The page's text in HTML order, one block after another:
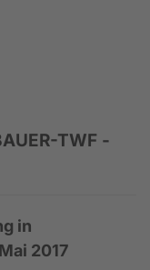
TWF -
in
2017